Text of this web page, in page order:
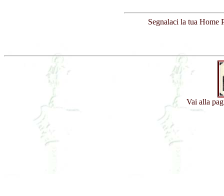
Segnalaci la tua Home
Vai alla